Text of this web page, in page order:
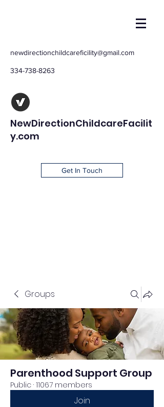
newdirectionchildcareficility@gmail.com
334-738-8263
NewDirectionChildcareFacilit
y.com
Get In Touch
Groups
Parenthood Support Group
Public · 11067 members
Join